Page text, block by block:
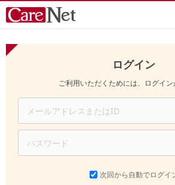
ログイン
ご利用いただくためには、ログイ
次回から自動でログイ